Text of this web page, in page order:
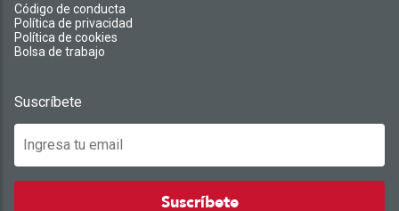
Código de conducta
Política de privacidad
Política de cookies
Bolsa de trabajo
Suscríbete
Suscríbete